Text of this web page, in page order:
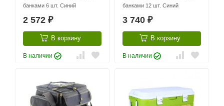
банками 6 шт. Синий
2 572 ₽
В корзину
В наличии
банками 12 шт. Синий
3 740 ₽
В корзину
В наличии